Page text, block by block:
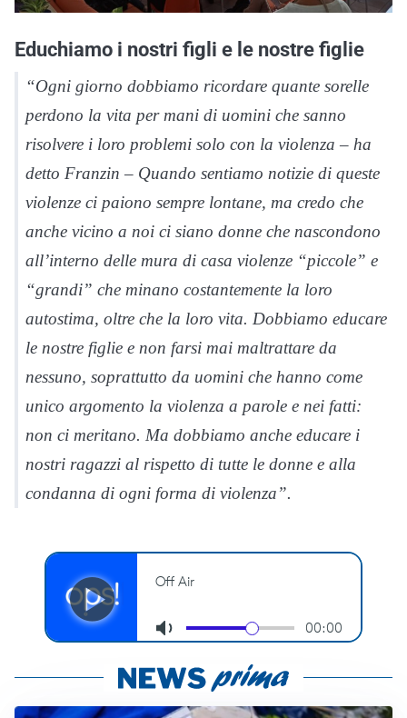
Educhiamo i nostri figli e le nostre figlie
“Ogni giorno dobbiamo ricordare quante sorelle
perdono la vita per mani di uomini che sanno
risolvere i loro problemi solo con la violenza – ha
detto Franzin – Quando sentiamo notizie di queste
violenze ci paiono sempre lontane, ma credo che
anche vicino a noi ci siano donne che nascondono
all’interno delle mura di casa violenze “piccole” e
“grandi” che minano costantemente la loro
autostima, oltre che la loro vita. Dobbiamo educare
le nostre figlie e non farsi mai maltrattare da
nessuno, soprattutto da uomini che hanno come
unico argomento la violenza a parole e nei fatti:
non ci meritano. Ma dobbiamo anche educare i
nostri ragazzi al rispetto di tutte le donne e alla
condanna di ogni forma di violenza”.